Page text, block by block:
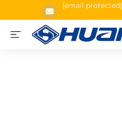
[email protected]